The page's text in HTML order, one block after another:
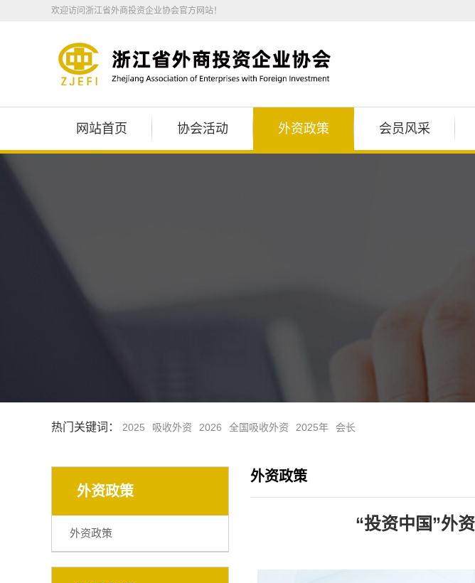
欢迎访问浙江省外商投资企业协会官方网站！
网站首页 协会活动 外资政策 会员风采
热门关键词： 2025 吸收外资 2026 全国吸收外资 2025年 会长
外资政策
外资政策
外资政策
“投资中国”外